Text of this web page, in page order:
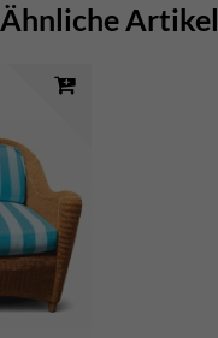
Ähnliche Artikel